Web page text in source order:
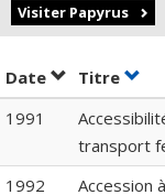
Visiter Papyrus
Date Trier par
Titre
1991
transport
1992
Accession